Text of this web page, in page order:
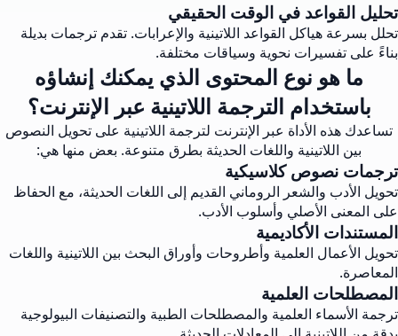
تحليل القواعد في الوقت الحقيقي
تحلل بسرعة هياكل القواعد اللاتينية والإعرابات. تقدم ترجمات بديلة
بناءً على تفسيرات نحوية وسياقات مختلفة.
ما هو نوع المحتوى الذي يمكنك إنشاؤه
باستخدام الترجمة اللاتينية عبر الإنترنت؟
تساعدك هذه الأداة عبر الإنترنت لترجمة اللاتينية على تحويل النصوص
بين اللاتينية واللغات الحديثة بطرق متنوعة. بعض منها هي:
ترجمات نصوص كلاسيكية
تحويل الأدب والشعر الروماني القديم إلى اللغات الحديثة، مع الحفاظ
على المعنى الأصلي وأسلوب الأدب.
المستندات الأكاديمية
تحويل الأعمال العلمية وأطروحات وأوراق البحث بين اللاتينية واللغات
المعاصرة.
المصطلحات العلمية
ترجمة الأسماء العلمية والمصطلحات الطبية والتصنيفات البيولوجية